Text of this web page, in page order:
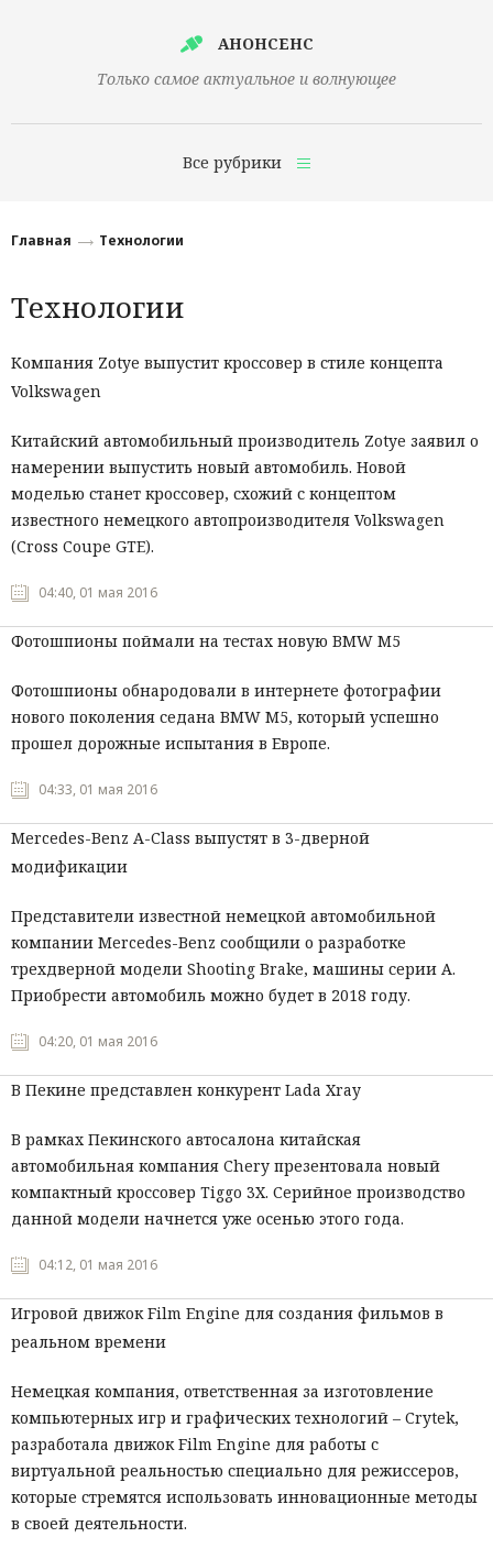
АНОНСЕНС
Только самое актуальное и волнующее
Все рубрики
Технологии
Культура
Общество
Политика
Мнения
Главная Технологии
Технологии
Компания Zotye выпустит кроссовер в стиле концепта
Volkswagen
Китайский автомобильный производитель Zotye заявил о
намерении выпустить новый автомобиль. Новой
моделью станет кроссовер, схожий с концептом
известного немецкого автопроизводителя Volkswagen
(Cross Coupe GTE).
04:40, 01 мая 2016
Фотошпионы поймали на тестах новую BMW M5
Фотошпионы обнародовали в интернете фотографии
нового поколения седана BMW M5, который успешно
прошел дорожные испытания в Европе.
04:33, 01 мая 2016
Mercedes-Benz A-Class выпустят в 3-дверной
модификации
Представители известной немецкой автомобильной
компании Mercedes-Benz сообщили о разработке
трехдверной модели Shooting Brake, машины серии А.
Приобрести автомобиль можно будет в 2018 году.
04:20, 01 мая 2016
В Пекине представлен конкурент Lada Xray
В рамках Пекинского автосалона китайская
автомобильная компания Chery презентовала новый
компактный кроссовер Tiggo 3X. Серийное производство
данной модели начнется уже осенью этого года.
04:12, 01 мая 2016
Игровой движок Film Engine для создания фильмов в
реальном времени
Немецкая компания, ответственная за изготовление
компьютерных игр и графических технологий – Crytek,
разработала движок Film Engine для работы с
виртуальной реальностью специально для режиссеров,
которые стремятся использовать инновационные методы
в своей деятельности.